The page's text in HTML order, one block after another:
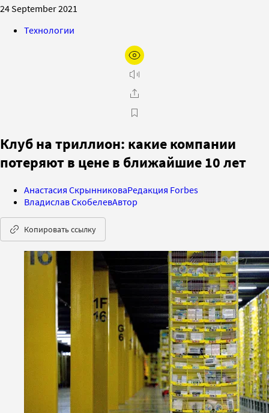
24 September 2021
Технологии
Клуб на триллион: какие компании
потеряют в цене в ближайшие 10 лет
Анастасия СкрынниковаРедакция Forbes
Владислав СкобелевАвтор
Копировать ссылку